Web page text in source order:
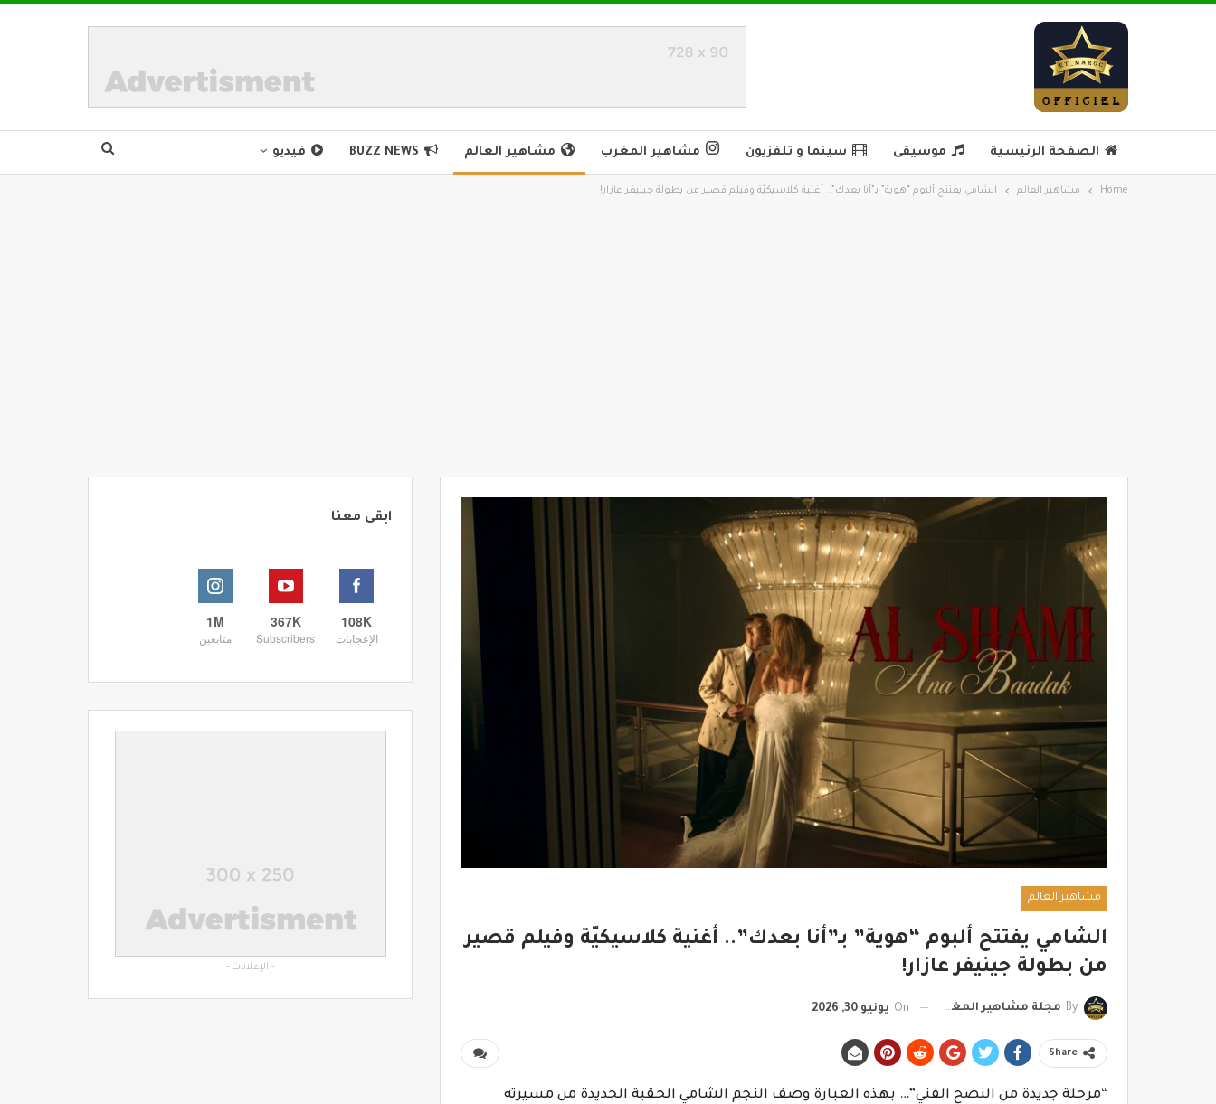
الصفحة الرئيسية موسيقى سينما و تلفزيون مشاهير المغرب مشاهير العالم BUZZ NEWS فيديو
Home مشاهير العالم الشامي يفتتح ألبوم “هوية” بـ”أنا بعدك”.. أغنية كلاسيكيّة وفيلم قصير من بطولة جينيفر عازار!
مشاهير العالم
الشامي يفتتح ألبوم “هوية” بـ”أنا بعدك”.. أغنية كلاسيكيّة وفيلم قصير
من بطولة جينيفر عازار!
By مجلة مشاهير المغرب On يونيو 30, 2026
Share
“مرحلة جديدة من النضج الفني”… بهذه العبارة وصف النجم الشامي الحقبة الجديدة من مسيرته
ابقى معنا
108K
الإعجابات
367K
Subscribers
1M
متابعين
- الإعلانات -